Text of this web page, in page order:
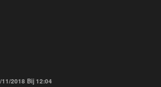
11/2018 Bij 12:04